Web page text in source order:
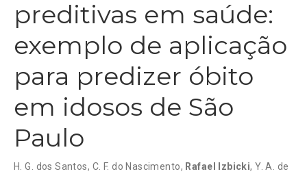
preditivas em saúde:
exemplo de aplicação
para predizer óbito
em idosos de São
Paulo
H. G. dos Santos, C. F. do Nascimento, Rafael Izbicki,Y. A. de